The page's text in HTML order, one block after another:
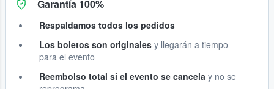
Garantía 100%
Respaldamos todos los pedidos
Los boletos son originales y llegarán a tiempo
para el evento
Reembolso total si el evento se cancela y no se